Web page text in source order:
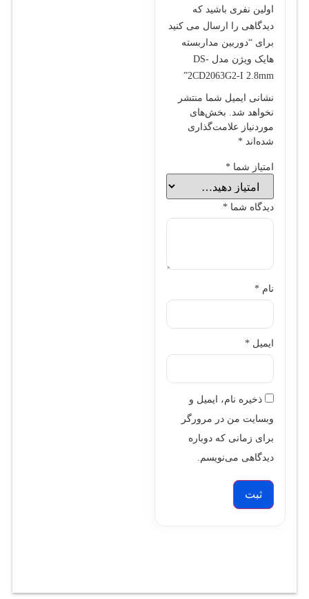
اولین نفری باشید که
دیدگاهی را ارسال می کنید
برای “دوربین مداربسته
هایک ویژن مدل DS-
2CD2063G2-I 2.8mm”
نشانی ایمیل شما منتشر
نخواهد شد.
بخش‌های
موردنیاز علامت‌گذاری
شده‌اند *
امتیاز شما *
دیدگاه شما *
نام *
ایمیل *
ذخیره نام، ایمیل و
وبسایت من در مرورگر
برای زمانی که دوباره
دیدگاهی می‌نویسم.